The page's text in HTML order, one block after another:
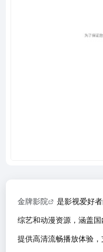
金牌影院 是影视爱好
综艺和动漫资源，涵盖
提供高清流畅播放体验